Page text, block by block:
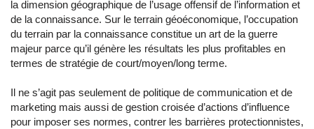
la dimension géographique de l’usage offensif de l’information et
de la connaissance. Sur le terrain géoéconomique, l’occupation
du terrain par la connaissance constitue un art de la guerre
majeur parce qu’il génère les résultats les plus profitables en
termes de stratégie de court/moyen/long terme.
Il ne s’agit pas seulement de politique de communication et de
marketing mais aussi de gestion croisée d’actions d’influence
pour imposer ses normes, contrer les barrières protectionnistes,